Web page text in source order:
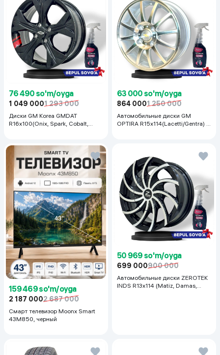
76 490 so'm/oyga
1 049 0001 293 000
Диски GM Korea GMDAT
R16x100(Onix, Spark, Cobalt,
63 000 so'm/oyga
864 0001 250 000
Автомобильные диски GM
OPTIRA R15x114(Lacetti/Gentra) 1
159 469 so'm/oyga
2 187 0002 687 000
Смарт телевизор Moonx Smart
43M850, черный
50 969 so'm/oyga
699 000900 000
Автомобильные диски ZEROTEK
INDS R13x114 (Matiz, Damas,